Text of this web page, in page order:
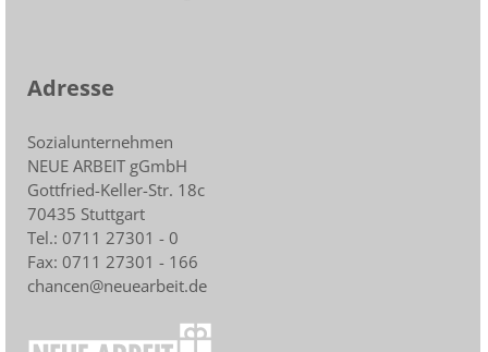
Adresse
Sozialunternehmen
NEUE ARBEIT gGmbH
Gottfried-Keller-Str. 18c
70435 Stuttgart
Tel.: 0711 27301 - 0
Fax: 0711 27301 - 166
chancen@neuearbeit.de